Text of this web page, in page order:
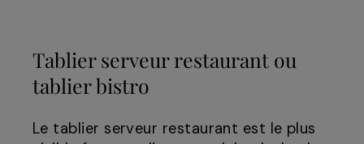
Tablier serveur restaurant ou
tablier bistro
Le tablier serveur restaurant est le plus